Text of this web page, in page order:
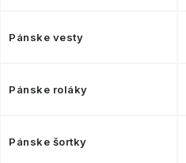
ZNAČKY
Pánske vesty
Pánske roláky
Pánske šortky